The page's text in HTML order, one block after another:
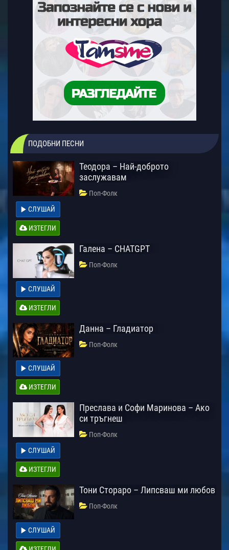
ПОДОБНИ ПЕСНИ
Теодора – Най-доброто
заслужавам
Поп-Фолк
СЛУШАЙ
ИЗТЕГЛИ
Галена – CHATGPT
Поп-Фолк
СЛУШАЙ
ИЗТЕГЛИ
Данна – Гладиатор
Поп-Фолк
СЛУШАЙ
ИЗТЕГЛИ
Преслава и Софи Маринова – Ако
си тръгнеш
Поп-Фолк
СЛУШАЙ
ИЗТЕГЛИ
Тони Стораро – Липсваш ми любов
Поп-Фолк
СЛУШАЙ